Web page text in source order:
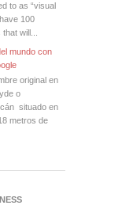
to as “visual
100
will...
mundo con
original en
o
situado en
metros de